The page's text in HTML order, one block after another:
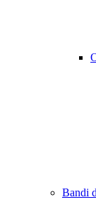
Bandi